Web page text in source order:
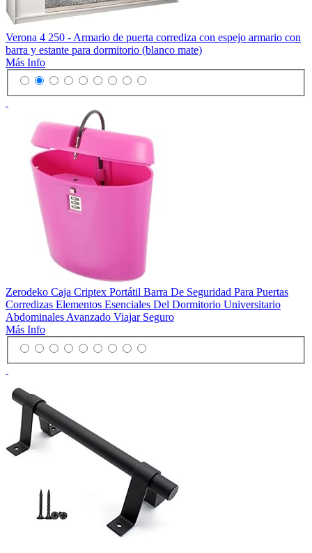
Verona 4 250 - Armario de puerta corrediza con espejo armario con
barra y estante para dormitorio (blanco mate)
Más Info
Zerodeko Caja Criptex Portátil Barra De Seguridad Para Puertas
Corredizas Elementos Esenciales Del Dormitorio Universitario
Abdominales Avanzado Viajar Seguro
Más Info